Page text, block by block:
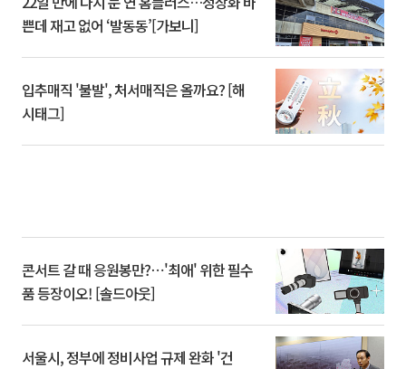
쁜데 재고 없어 ‘발동동’[가보니]
입추매직 '불발', 처서매직은 올까요? [해
시태그]
콘서트 갈 때 응원봉만?⋯'최애' 위한 필수
품 등장이오! [솔드아웃]
서울시, 정부에 정비사업 규제 완화 '건